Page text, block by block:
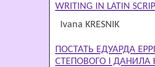
WRITING IN LATIN
Ivana KRESNIK
ПОСТАТЬ ЕДУАРДА
СТЕПОВОГО І ДАНИЛА